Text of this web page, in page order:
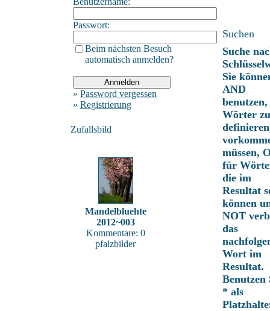
Passwort:
Beim nächsten Besuch
automatisch anmelden?
» Password vergessen
» Registrierung
Zufallsbild
Mandelbluehte
2012~003
Kommentare: 0
pfalzbilder
Suchen
Suche
Sie
AND
Wörter zu
müssen,
für
die im
Resultat
können
NOT
das
Wort im
Resultat.
Benutzen
* als